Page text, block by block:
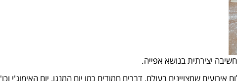
יצירתית בנושא אפייה.
אירועים שמצויינים בעולם, דברים חמודים כמו יום המנגו, יום האימוג'י וכו'